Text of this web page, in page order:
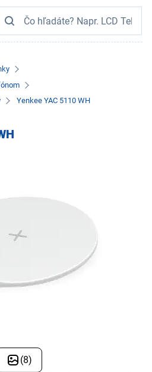
Yenkee YAC 5110 WH
(8)